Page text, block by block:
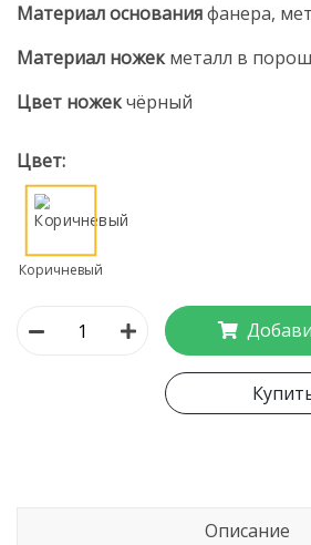
Материал основанияфанера,
Материал ножек металл в
Цвет ножекчёрный
Цвет:
Коричневый
Описание